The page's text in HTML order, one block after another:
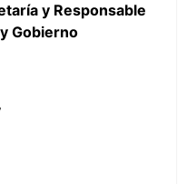
y Responsable
Gobierno